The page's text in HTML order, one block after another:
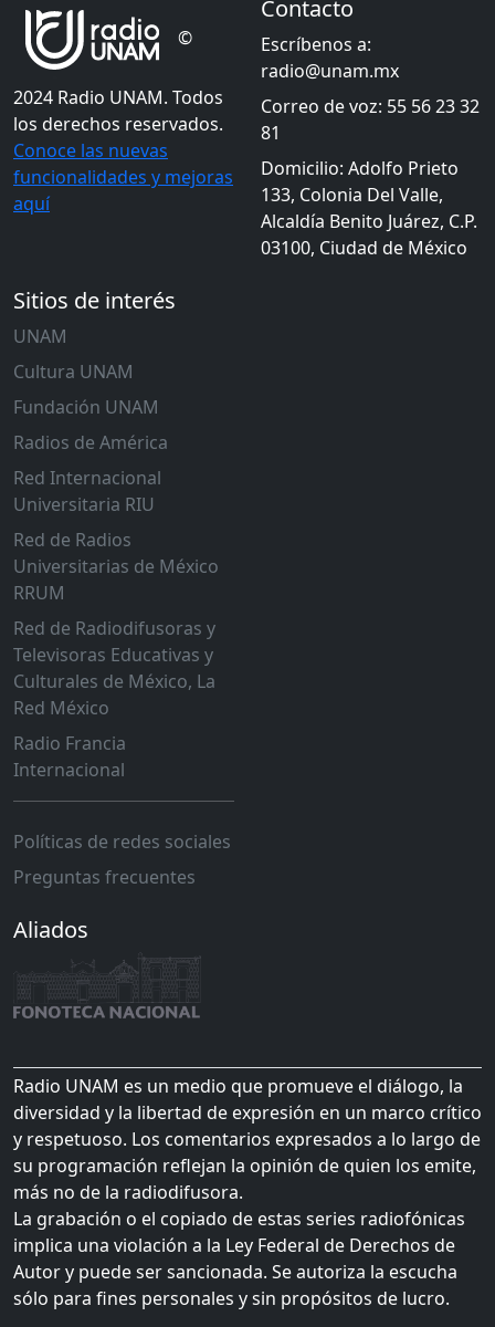
©
2024 Radio UNAM. Todos
los derechos reservados.
Conoce las nuevas
funcionalidades y mejoras
aquí
Contacto
Escríbenos a:
radio@unam.mx
Correo de voz: 55 56 23 32
81
Domicilio: Adolfo Prieto
133, Colonia Del Valle,
Alcaldía Benito Juárez, C.P.
03100, Ciudad de México
Sitios de interés
UNAM
Cultura UNAM
Fundación UNAM
Radios de América
Red Internacional
Universitaria RIU
Red de Radios
Universitarias de México
RRUM
Red de Radiodifusoras y
Televisoras Educativas y
Culturales de México, La
Red México
Radio Francia
Internacional
Políticas de redes sociales
Preguntas frecuentes
Aliados
Radio UNAM es un medio que promueve el diálogo, la
diversidad y la libertad de expresión en un marco crítico
y respetuoso. Los comentarios expresados a lo largo de
su programación reflejan la opinión de quien los emite,
más no de la radiodifusora.
La grabación o el copiado de estas series radiofónicas
implica una violación a la Ley Federal de Derechos de
Autor y puede ser sancionada. Se autoriza la escucha
sólo para fines personales y sin propósitos de lucro.